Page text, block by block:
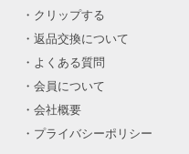
クリップする
返品交換について
よくある質問
会員について
会社概要
プライバシーポリシー